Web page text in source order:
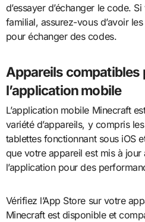
d’essayer d’échanger le code.
familial, assurez-vous d’avoir
pour échanger des codes.
Appareils compatibles
l’application mobile
L’application mobile Minecraft
variété d’appareils, y compris
tablettes fonctionnant sous iOS
que votre appareil est mis à
l’application pour des
Vérifiez l’App Store sur votre
Minecraft est disponible et